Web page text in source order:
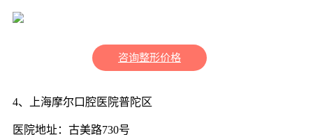
咨询整形价格
4、上海摩尔口腔医院普陀区
医院地址：古美路730号